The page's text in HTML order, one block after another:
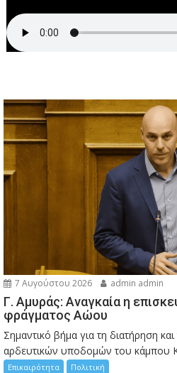
7 Αυγούστου 2026 admin admin
Γ. Αμυράς: Αναγκαία η
φράγματος Αώου
Σημαντικό βήμα για τη διατήρηση
αρδευτικών υποδομών του κάμπου
Επικαιρότητα Πολιτική